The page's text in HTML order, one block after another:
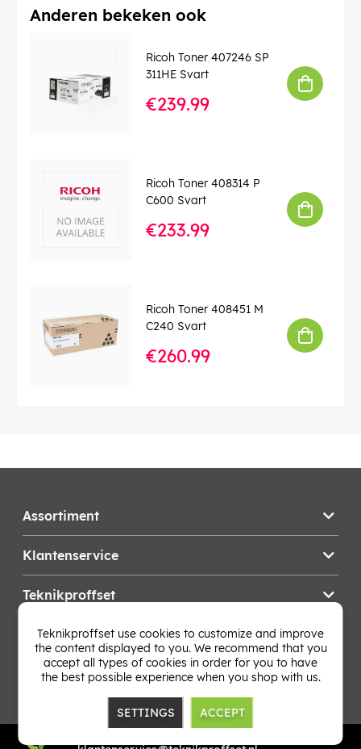
Anderen bekeken ook
Ricoh Toner 407246 SP
311HE Svart
€239.99
Ricoh Toner 408314 P
C600 Svart
€233.99
Ricoh Toner 408451 M
C240 Svart
€260.99
Assortiment
Klantenservice
Teknikproffset
Wijzig Land
Teknikproffset use cookies to customize and improve
the content displayed to you. We recommend that you
accept all types of cookies in order for you to have
the best possible experience when you shop with us.
SETTINGS ACCEPT